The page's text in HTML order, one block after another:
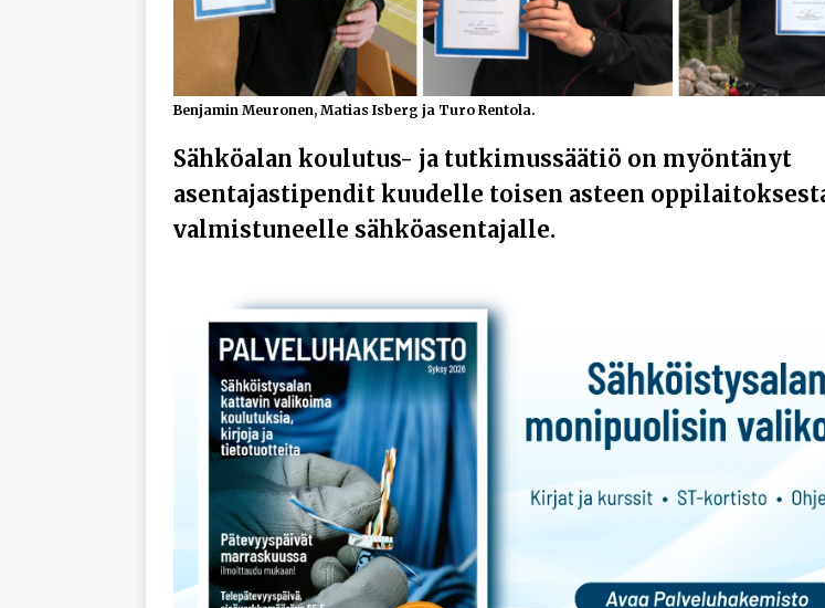
Benjamin Meuronen, Matias Isberg ja Turo Rentola.
Sähköalan koulutus- ja tutkimussäätiö on myöntänyt
asentajastipendit kuudelle toisen asteen
valmistuneelle sähköasentajalle.